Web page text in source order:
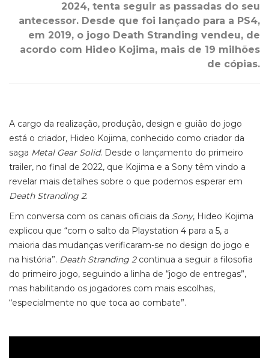
2024, tenta seguir as passadas do seu
antecessor. Desde que foi lançado para a PS4,
em 2019, o jogo Death Stranding vendeu, de
acordo com Hideo Kojima, mais de 19 milhões
de cópias.
A cargo da realização, produção, design e guião do jogo
está o criador, Hideo Kojima, conhecido como criador da
saga Metal Gear Solid. Desde o lançamento do primeiro
trailer, no final de 2022, que Kojima e a Sony têm vindo a
revelar mais detalhes sobre o que podemos esperar em
Death Stranding 2.
Em conversa com os canais oficiais da Sony, Hideo Kojima
explicou que “com o salto da Playstation 4 para a 5, a
maioria das mudanças verificaram-se no design do jogo e
na história”. Death Stranding 2 continua a seguir a filosofia
do primeiro jogo, seguindo a linha de “jogo de entregas”,
mas habilitando os jogadores com mais escolhas,
“especialmente no que toca ao combate”.